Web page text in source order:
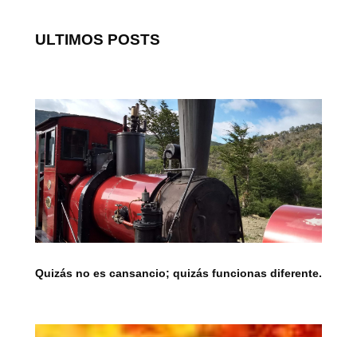
ULTIMOS POSTS
Quizás no es cansancio; quizás funcionas diferente.